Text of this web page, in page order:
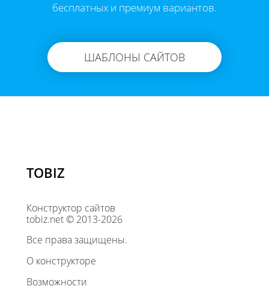
бесплатных и премиум вариантов.
ШАБЛОНЫ САЙТОВ
TOBIZ
Конструктор сайтов
tobiz.net © 2013-2026
Все права защищены.
О конструкторе
Возможности